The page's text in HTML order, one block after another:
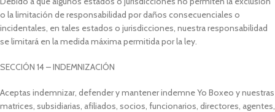
o la limitación de responsabilidad por daños consecuenciales o
incidentales, en tales estados o jurisdicciones, nuestra responsabilidad
se limitará en la medida máxima permitida por la ley.
SECCIÓN 14 – INDEMNIZACIÓN
Aceptas indemnizar, defender y mantener indemne Yo Boxeo y nuestras
matrices, subsidiarias, afiliados, socios, funcionarios, directores, agentes,